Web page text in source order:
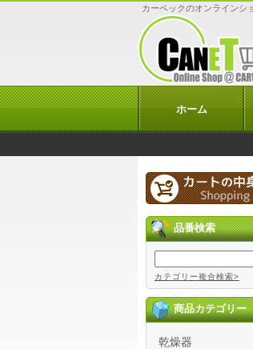
カーベックのオンライン
ホーム
品番検索
カテゴリー複合検索>
商品カテゴリー
乾燥器